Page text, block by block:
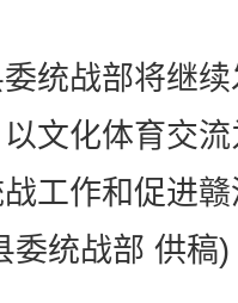
战部将继续
文化体育交
工作和促进
委统战部 供稿)